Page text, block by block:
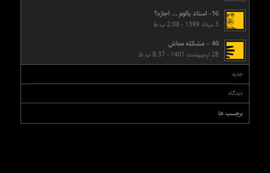
16- استاد یالوم … اجازه؟
3 مرداد 1399 - 2:08 ب.ظ
40 – مشکله معاش
28 اردیبهشت 1401 - 8:37 ب.ظ
جدید
دیدگاه‌
برچسب ها